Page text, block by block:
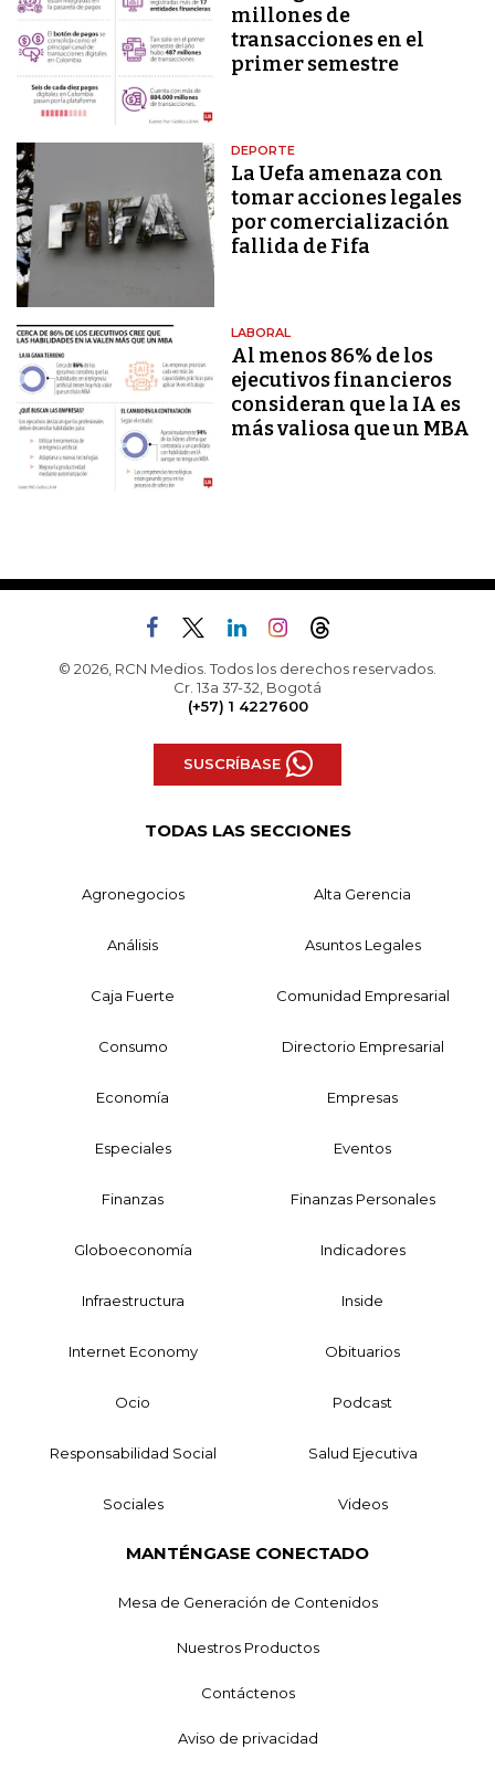
millones de
transacciones en el
primer semestre
DEPORTE
La Uefa amenaza con
tomar acciones legales
por comercialización
fallida de Fifa
LABORAL
Al menos 86% de los
ejecutivos financieros
consideran que la IA es
más valiosa que un MBA
© 2026, RCN Medios. Todos los derechos reservados.
Cr. 13a 37-32, Bogotá
(+57) 1 4227600
SUSCRÍBASE
TODAS LAS SECCIONES
Agronegocios Alta Gerencia
Análisis Asuntos Legales
Caja Fuerte Comunidad Empresarial
Consumo Directorio Empresarial
Economía Empresas
Especiales Eventos
Finanzas Finanzas Personales
Globoeconomía Indicadores
Infraestructura Inside
Internet Economy Obituarios
Ocio Podcast
Responsabilidad Social Salud Ejecutiva
Sociales Videos
MANTÉNGASE CONECTADO
Mesa de Generación de Contenidos
Nuestros Productos
Contáctenos
Aviso de privacidad